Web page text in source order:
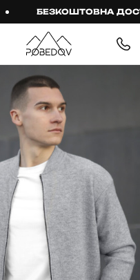
БЕЗКОШТОВНА